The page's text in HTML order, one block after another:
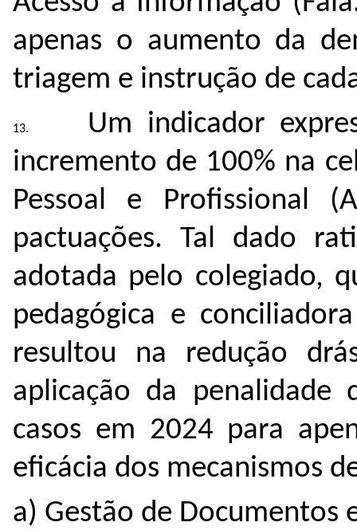
apenas o aumento da
triagem e instrução de
Um indicador
incremento de 100% na
Pessoal e Profissional
pactuações. Tal dado
adotada pelo colegiado,
pedagógica e
resultou na redução
aplicação da penalidade
casos em 2024 para
eficácia dos mecanismos
a) Gestão de Documentos